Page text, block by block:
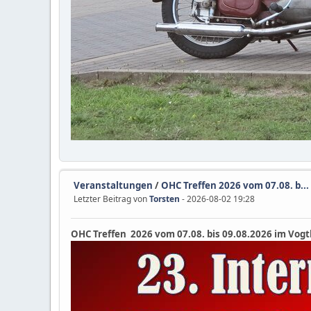
Veranstaltungen /OHC Treffen 2026 vom 07.08. b...
Letzter Beitrag vonTorsten - 2026-08-02 19:28
OHC Treffen 2026 vom 07.08. bis 09.08.2026 im